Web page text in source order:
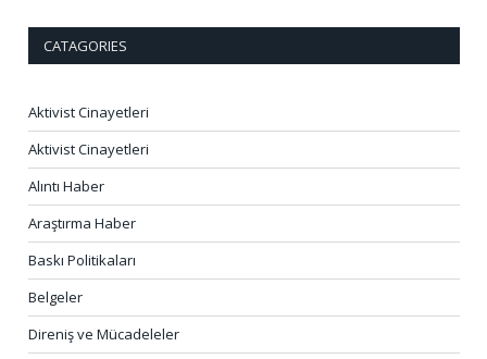
CATAGORIES
Aktivist Cinayetleri
Aktivist Cinayetleri
Alıntı Haber
Araştırma Haber
Baskı Politikaları
Belgeler
Direniş ve Mücadeleler